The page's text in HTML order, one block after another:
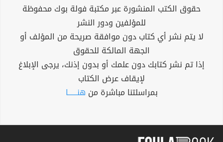
حقوق الكتب المنشورة عبر مكتبة فولة بوك محفوظة
للمؤلفين ودور النشر
لا يتم نشر أي كتاب دون موافقة صريحة من المؤلف أو
الجهة المالكة للحقوق
إذا تم نشر كتابك دون علمك أو بدون إذنك، يرجى الإبلاغ
لإيقاف عرض الكتاب
بمراسلتنا مباشرة من هنــــــا